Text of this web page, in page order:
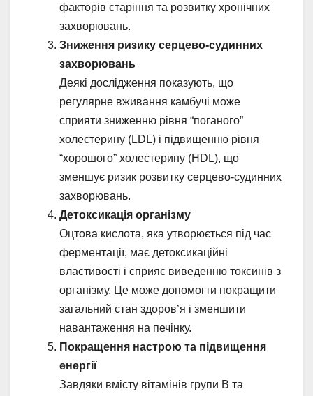
факторів старіння та розвитку хронічних
захворювань.
Зниження ризику серцево-судинних
захворювань
Деякі дослідження показують, що
регулярне вживання камбучі може
сприяти зниженню рівня “поганого”
холестерину (LDL) і підвищенню рівня
“хорошого” холестерину (HDL), що
зменшує ризик розвитку серцево-судинних
захворювань.
Детоксикація організму
Оцтова кислота, яка утворюється під час
ферментації, має детоксикаційні
властивості і сприяє виведенню токсинів з
організму. Це може допомогти покращити
загальний стан здоров’я і зменшити
навантаження на печінку.
Покращення настрою та підвищення
енергії
Завдяки вмісту вітамінів групи B та